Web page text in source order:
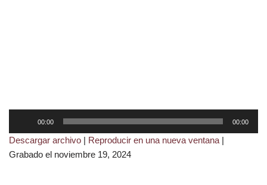
p
r
00:00 00:00
Descargar archivo | Reproducir en una nueva ventana |
Grabado el noviembre 19, 2024